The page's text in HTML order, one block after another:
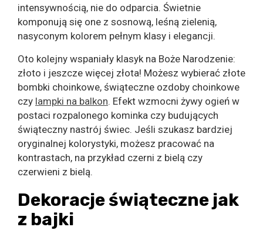
intensywnością, nie do odparcia. Świetnie
komponują się one z sosnową, leśną zielenią,
nasyconym kolorem pełnym klasy i elegancji.
Oto kolejny wspaniały klasyk na Boże Narodzenie:
złoto i jeszcze więcej złota! Możesz wybierać złote
bombki choinkowe, świąteczne ozdoby choinkowe
czy lampki na balkon. Efekt wzmocni żywy ogień w
postaci rozpalonego kominka czy budujących
świąteczny nastrój świec. Jeśli szukasz bardziej
oryginalnej kolorystyki, możesz pracować na
kontrastach, na przykład czerni z bielą czy
czerwieni z bielą.
Dekoracje świąteczne jak
z bajki